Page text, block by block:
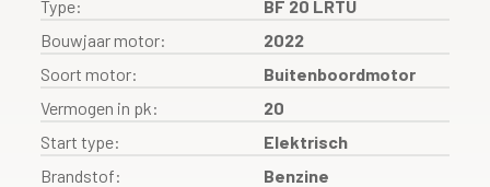
Type:
BF 20 LRTU
Bouwjaar motor:
2022
Soort motor:
Buitenboordmotor
Vermogen in pk:
20
Start type:
Elektrisch
Brandstof:
Benzine